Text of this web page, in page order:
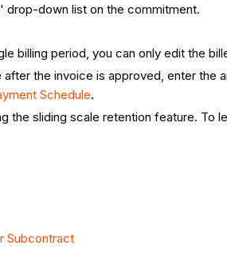
drop-down list on the commitment.
billing period, you can only edit the
the invoice is approved, enter
Schedule.
the sliding scale retention feature. To
Subcontract